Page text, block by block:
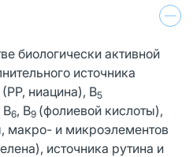
биологически активной
источника
(РР, ниацина), В5
В6, В9 (фолиевой кислоты),
макро- и микроэлементов
источника рутина и